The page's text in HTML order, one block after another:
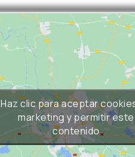
Haz clic para aceptar
marketing y permitir este
contenido